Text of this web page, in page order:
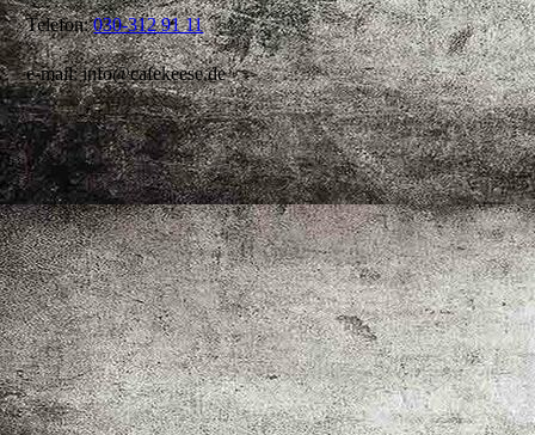
Telefon:030-312 91 11
e-mail: info@cafekeese.de